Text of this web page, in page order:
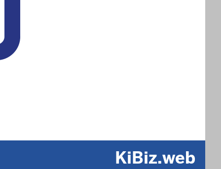
KiBiz.web